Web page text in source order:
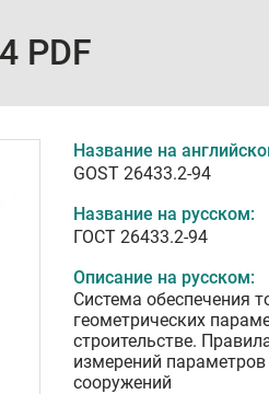
PDF
Название на
GOST 26433.2-94
Название на русском:
ГОСТ 26433.2-94
Описание на русском:
Система обеспечения
геометрических
строительстве.
измерений
сооружений